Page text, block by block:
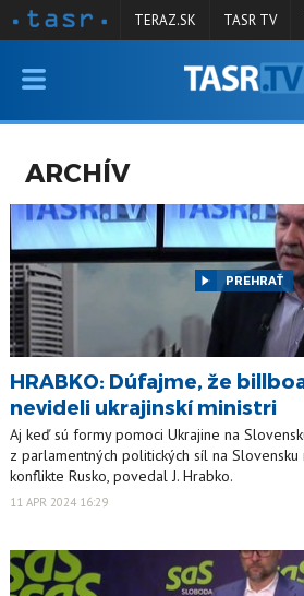
VYSIELANIE
SPRAVODAJSTVO
KONTAKT
ARCHÍV
TERAZ.SK TASR TV
ARCHÍV
PREHRAŤ
HRABKO: Dúfajme, že
nevideli ukrajinskí ministri
Aj keď sú formy pomoci Ukrajine na
z parlamentných politických síl na
konflikte Rusko, povedal J. Hrabko.
11 APR 2024 16:29